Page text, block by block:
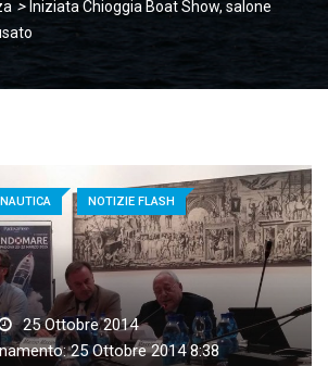
> Iniziata Chioggia Boat Show, salone
NAUTICA NOTIZIE FLASH
25 Ottobre 2014
25 Ottobre 2014 8:38